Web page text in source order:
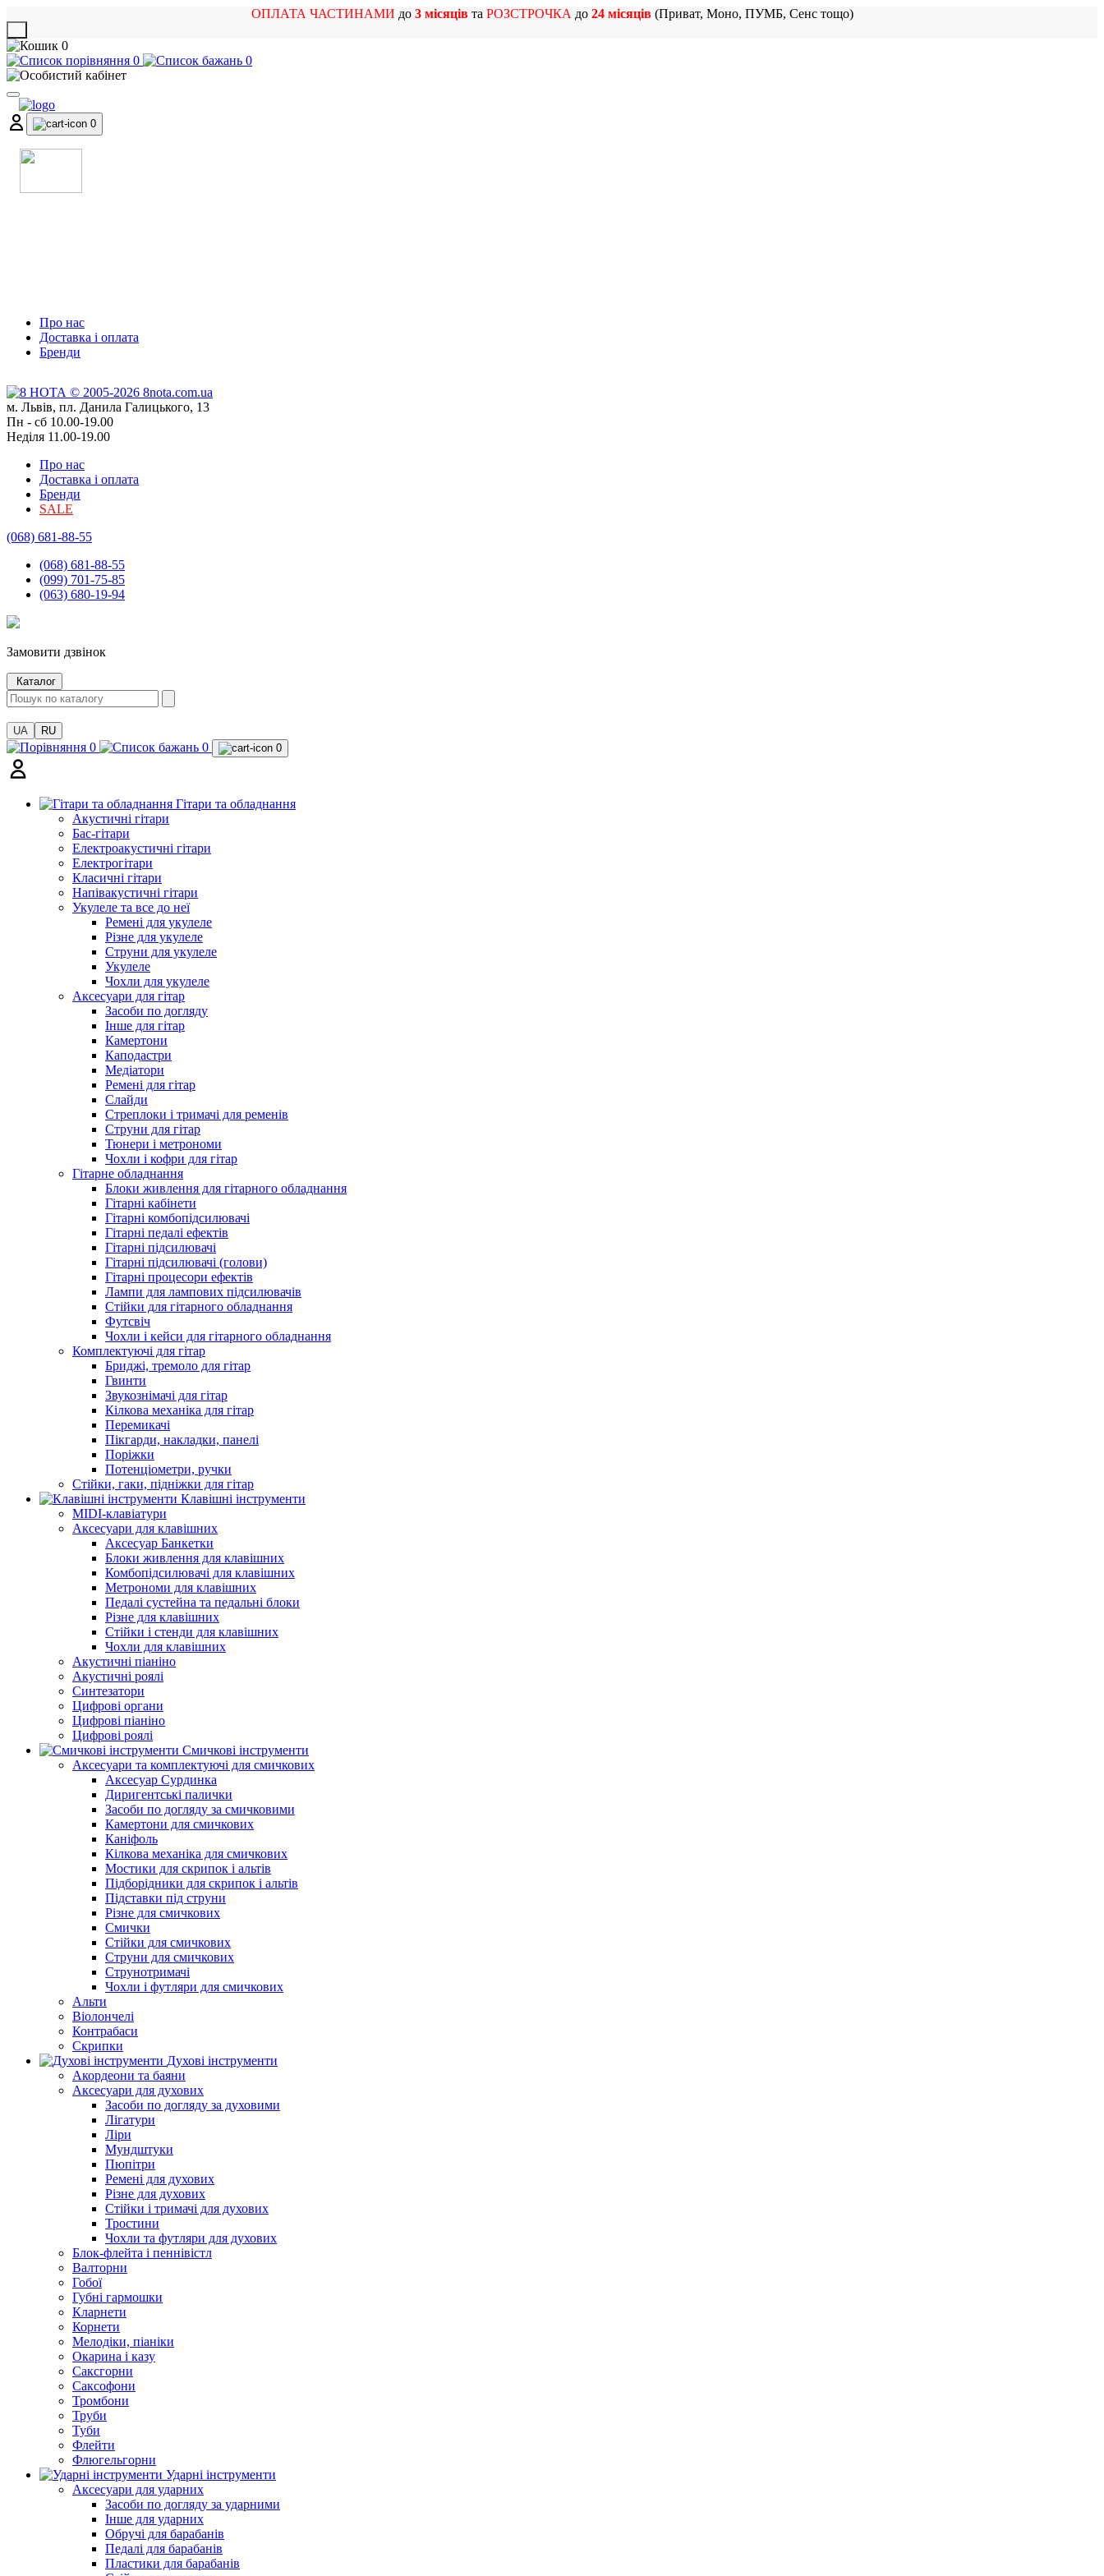
ОПЛАТА ЧАСТИНАМИ до 3 місяцівта РОЗСТРОЧКА до 24 місяців(Приват, Моно, ПУМБ, Сенс тощо)
0
0
0
0
Про нас
Доставка і оплата
Бренди
м. Львів, пл. Данила Галицького, 13
Пн - сб 10.00-19.00
Неділя 11.00-19.00
Про нас
Доставка і оплата
Бренди
SALE
(068) 681-88-55
(068) 681-88-55
(099) 701-75-85
(063) 680-19-94
Замовити дзвінок
Каталог
UA RU
0 0 0
Гітари та обладнання
Акустичні гітари
Бас-гітари
Електроакустичні гітари
Електрогітари
Класичні гітари
Напівакустичні гітари
Укулеле та все до неї
Ремені для укулеле
Різне для укулеле
Струни для укулеле
Укулеле
Чохли для укулеле
Аксесуари для гітар
Засоби по догляду
Інше для гітар
Камертони
Каподастри
Медіатори
Ремені для гітар
Слайди
Стреплоки і тримачі для ременів
Струни для гітар
Тюнери і метрономи
Чохли і кофри для гітар
Гітарне обладнання
Блоки живлення для гітарного обладнання
Гітарні кабінети
Гітарні комбопідсилювачі
Гітарні педалі ефектів
Гітарні підсилювачі
Гітарні підсилювачі (голови)
Гітарні процесори ефектів
Лампи для лампових підсилювачів
Стійки для гітарного обладнання
Футсвіч
Чохли і кейси для гітарного обладнання
Комплектуючі для гітар
Бриджі, тремоло для гітар
Гвинти
Звукознімачі для гітар
Кілкова механіка для гітар
Перемикачі
Пікгарди, накладки, панелі
Поріжки
Потенціометри, ручки
Стійки, гаки, підніжки для гітар
Клавішні інструменти
MIDI-клавіатури
Аксесуари для клавішних
Аксесуар Банкетки
Блоки живлення для клавішних
Комбопідсилювачі для клавішних
Метрономи для клавішних
Педалі сустейна та педальні блоки
Різне для клавішних
Стійки і стенди для клавішних
Чохли для клавішних
Акустичні піаніно
Акустичні роялі
Синтезатори
Цифрові органи
Цифрові піаніно
Цифрові роялі
Смичкові інструменти
Аксесуари та комплектуючі для смичкових
Аксесуар Сурдинка
Диригентські палички
Засоби по догляду за смичковими
Камертони для смичкових
Каніфоль
Кілкова механіка для смичкових
Мостики для скрипок і альтів
Підборiдники для скрипок і альтів
Підставки під струни
Різне для смичкових
Смички
Стійки для смичкових
Струни для смичкових
Струнотримачі
Чохли і футляри для смичкових
Альти
Віолончелі
Контрабаси
Скрипки
Духові інструменти
Акордеони та баяни
Аксесуари для духових
Засоби по догляду за духовими
Лігатури
Ліри
Мундштуки
Пюпітри
Ремені для духових
Різне для духових
Стійки і тримачі для духових
Тростини
Чохли та футляри для духових
Блок-флейта і пеннівістл
Валторни
Гобої
Губні гармошки
Кларнети
Корнети
Мелодіки, піаніки
Окарина і казу
Саксгорни
Саксофони
Тромбони
Труби
Туби
Флейти
Флюгельгорни
Ударні інструменти
Аксесуари для ударних
Засоби по догляду за ударними
Інше для ударних
Обручі для барабанів
Педалі для барабанів
Пластики для барабанів